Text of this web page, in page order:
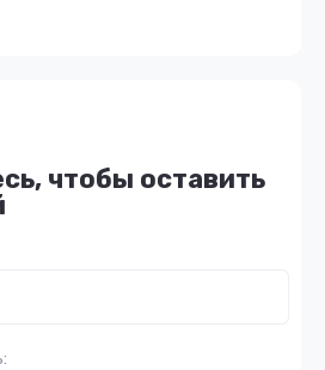
чтобы оставить